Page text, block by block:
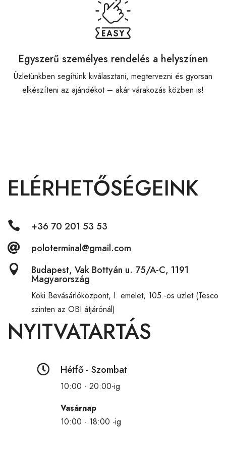
Egyszerű személyes rendelés a helyszínen
Üzletünkben segítünk kiválasztani, megtervezni és gyorsan
elkészíteni az ajándékot – akár várakozás közben is!
ELÉRHETŐSÉGEINK
 +36 70 201 53 53
 poloterminal@gmail.com
 Budapest, Vak Bottyán u. 75/A-C, 1191
Magyarország
Köki Bevásárlóközpont, I. emelet, 105.-ös üzlet (Tesco
szinten az OBI átjárónál)
NYITVATARTÁS
 Hétfő - Szombat
10:00 - 20:00-ig
Vasárnap
10:00 - 18:00 -ig